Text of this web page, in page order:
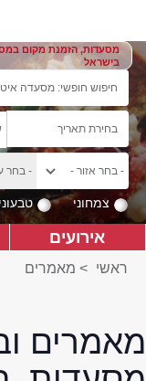
מסעדות, הזמנת מקום
בישראל
צמחוני טבעוני
אירועים
ראשי > מאמרים
מאמרים